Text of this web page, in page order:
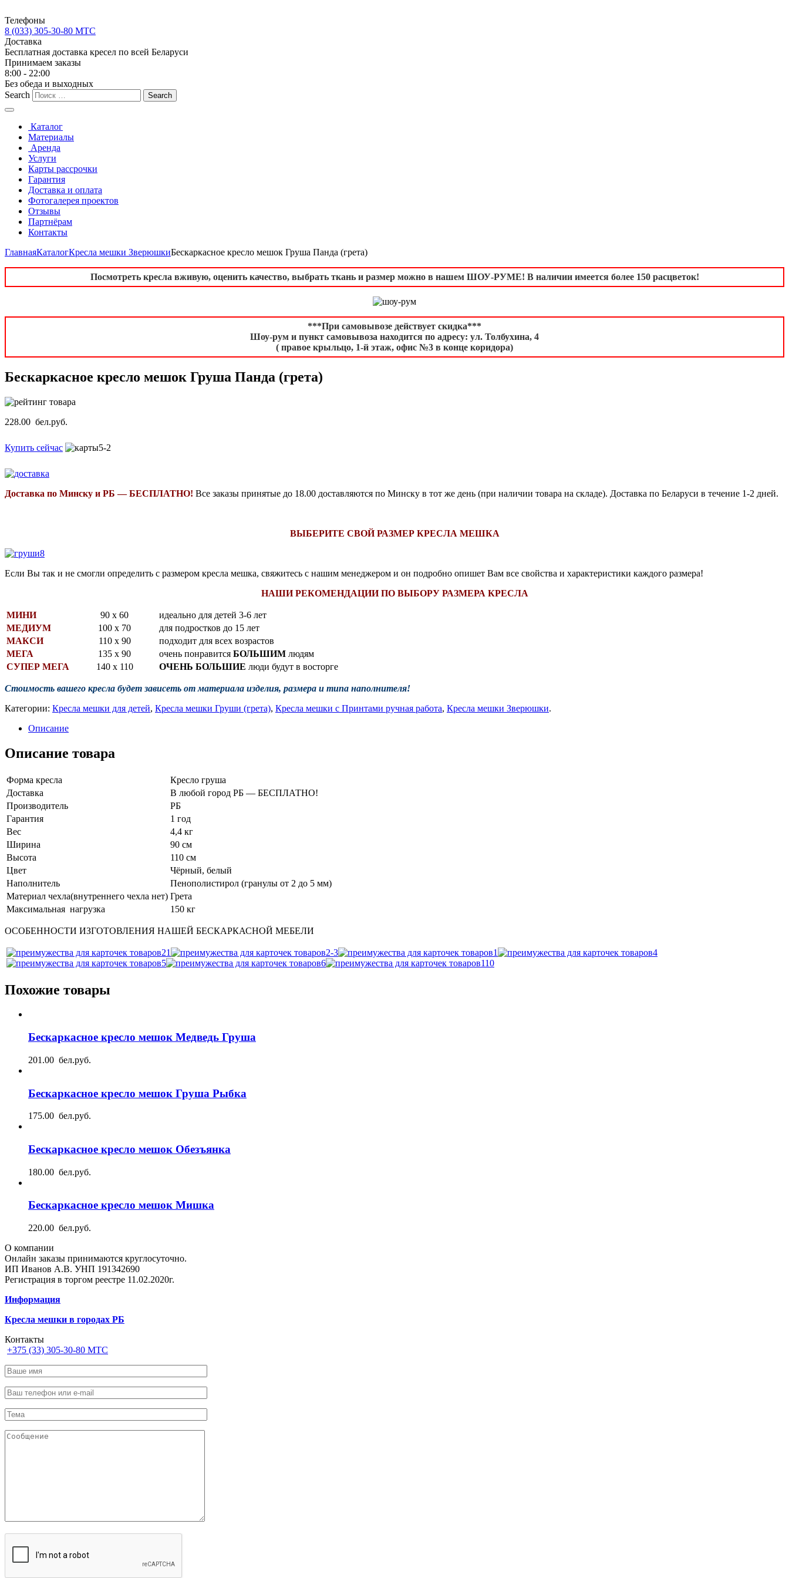
Телефоны
8 (033) 305-30-80 МТС
Доставка
Бесплатная доставка кресел по всей Беларуси
Принимаем заказы
8:00 - 22:00
Без обеда и выходных
Search
Каталог
Материалы
Аренда
Услуги
Карты рассрочки
Гарантия
Доставка и оплата
Фотогалерея проектов
Отзывы
Партнёрам
Контакты
ГлавнаяКаталогКресла мешки ЗверюшкиБескаркасное кресло мешок Груша Панда (грета)
Посмотреть кресла вживую, оценить качество, выбрать ткань и размер можно в нашем ШОУ-РУМЕ! В наличии имеется более 150 расцветок!
***При самовывозе действует скидка***
Шоу-рум и пункт самовывоза находится по адресу: ул. Толбухина, 4
( правое крыльцо, 1-й этаж, офис №3 в конце коридора)
Бескаркасное кресло мешок Груша Панда (грета)
228.00 бел.руб.
Купить сейчас
Доставка по Минску и РБ — БЕСПЛАТНО! Все заказы принятые до 18.00 доставляются по Минску в тот же день (при наличии товара на складе). Доставка по Беларуси в течение 1-2 дней.
ВЫБЕРИТЕ СВОЙ РАЗМЕР КРЕСЛА МЕШКА
Если Вы так и не смогли определить с размером кресла мешка, свяжитесь с нашим менеджером и он подробно опишет Вам все свойства и характеристики каждого размера!
НАШИ РЕКОМЕНДАЦИИ ПО ВЫБОРУ РАЗМЕРА КРЕСЛА
МИНИ 90 х 60
идеально для детей 3-6 лет
МЕДИУМ
100 х 70
для подростков до 15 лет
МАКСИ
110 х 90
подходит для всех возрастов
МЕГА
135 х 90 очень понравится БОЛЬШИМ людям
СУПЕР МЕГА
140 х 110 ОЧЕНЬ БОЛЬШИЕ люди будут в восторге
Стоимость вашего кресла будет зависеть отматериала изделия, размера и типа наполнителя!
Категории: Кресла мешки для детей, Кресла мешки Груши (грета), Кресла мешки с Принтами ручная работа, Кресла мешки Зверюшки.
Описание
Описание товара
Форма кресла
Кресло груша
Доставка
В любой город РБ — БЕСПЛАТНО!
Производитель
РБ
Гарантия
1 год
Вес
4,4 кг
Ширина
90 см
Высота
110 см
Цвет
Чёрный, белый
Наполнитель
Пенополистирол (гранулы от 2 до 5 мм)
Материал чехла(внутреннего чехла нет) Грета
Максимальная нагрузка
150 кг
ОСОБЕННОСТИ ИЗГОТОВЛЕНИЯ НАШЕЙ БЕСКАРКАСНОЙ МЕБЕЛИ
Похожие товары
Бескаркасное кресло мешок Медведь Груша
201.00 бел.руб.
Бескаркасное кресло мешок Груша Рыбка
175.00 бел.руб.
Бескаркасное кресло мешок Обезъянка
180.00 бел.руб.
Бескаркасное кресло мешок Мишка
220.00 бел.руб.
О компании
Онлайн заказы принимаются круглосуточно.
ИП Иванов А.В. УНП 191342690
Регистрация в торгом реестре 11.02.2020г.
Информация
Кресла мешки в городах РБ
Контакты
+375 (33) 305-30-80 МТС